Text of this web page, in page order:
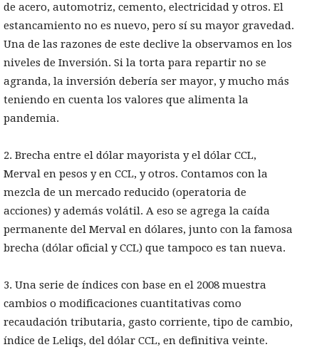
de acero, automotriz, cemento, electricidad y otros. El
estancamiento no es nuevo, pero sí su mayor gravedad.
Una de las razones de este declive la observamos en los
niveles de Inversión. Si la torta para repartir no se
agranda, la inversión debería ser mayor, y mucho más
teniendo en cuenta los valores que alimenta la
pandemia.
2. Brecha entre el dólar mayorista y el dólar CCL,
Merval en pesos y en CCL, y otros. Contamos con la
mezcla de un mercado reducido (operatoria de
acciones) y además volátil. A eso se agrega la caída
permanente del Merval en dólares, junto con la famosa
brecha (dólar oficial y CCL) que tampoco es tan nueva.
3. Una serie de índices con base en el 2008 muestra
cambios o modificaciones cuantitativas como
recaudación tributaria, gasto corriente, tipo de cambio,
índice de Leliqs, del dólar CCL, en definitiva veinte.